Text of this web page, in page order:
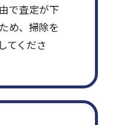
で査定が下
め、掃除を
てくださ